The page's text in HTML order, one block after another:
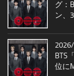
グ：
ン、
BTS
位に